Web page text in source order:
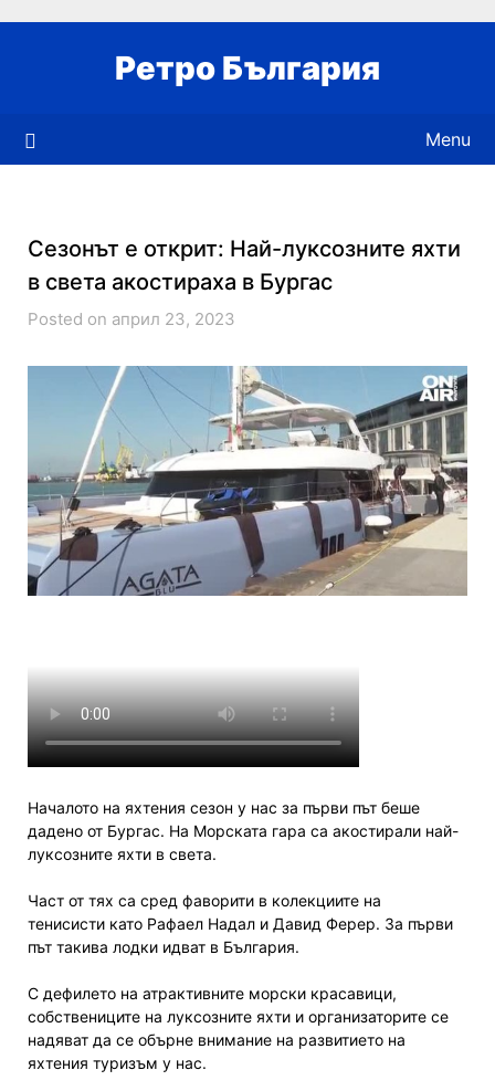
Ретро България
Menu
Сезонът е открит: Най-луксозните яхти
в света акостираха в Бургас
Posted on април 23, 2023
Началото на яхтения сезон у нас за първи път беше
дадено от Бургас. На Морската гара са акостирали най-
луксозните яхти в света.
Част от тях са сред фаворити в колекциите на
тенисисти като Рафаел Надал и Давид Ферер. За първи
път такива лодки идват в България.
С дефилето на атрактивните морски красавици,
собствениците на луксозните яхти и организаторите се
надяват да се обърне внимание на развитието на
яхтения туризъм у нас.